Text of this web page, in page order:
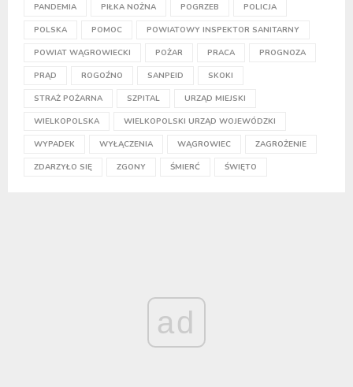
PANDEMIA PIŁKA NOŻNA POGRZEB POLICJA
POLSKA POMOC POWIATOWY INSPEKTOR SANITARNY
POWIAT WĄGROWIECKI POŻAR PRACA PROGNOZA
PRĄD ROGOŹNO SANPEID SKOKI
STRAŻ POŻARNA SZPITAL URZĄD MIEJSKI
WIELKOPOLSKA WIELKOPOLSKI URZĄD WOJEWÓDZKI
WYPADEK WYŁĄCZENIA WĄGROWIEC ZAGROŻENIE
ZDARZYŁO SIĘ ZGONY ŚMIERĆ ŚWIĘTO
ad